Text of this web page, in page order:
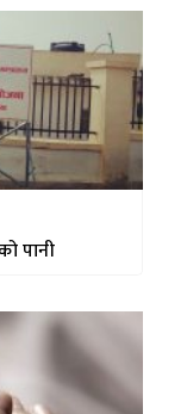
पानी